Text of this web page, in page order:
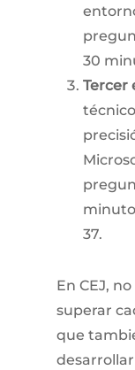
30
Tercer
37.
En CEJ,
superar
que